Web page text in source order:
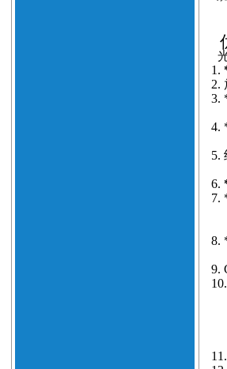
1.
2.
3.
4.
5.
6.
7.
8.
9.
10.
11.